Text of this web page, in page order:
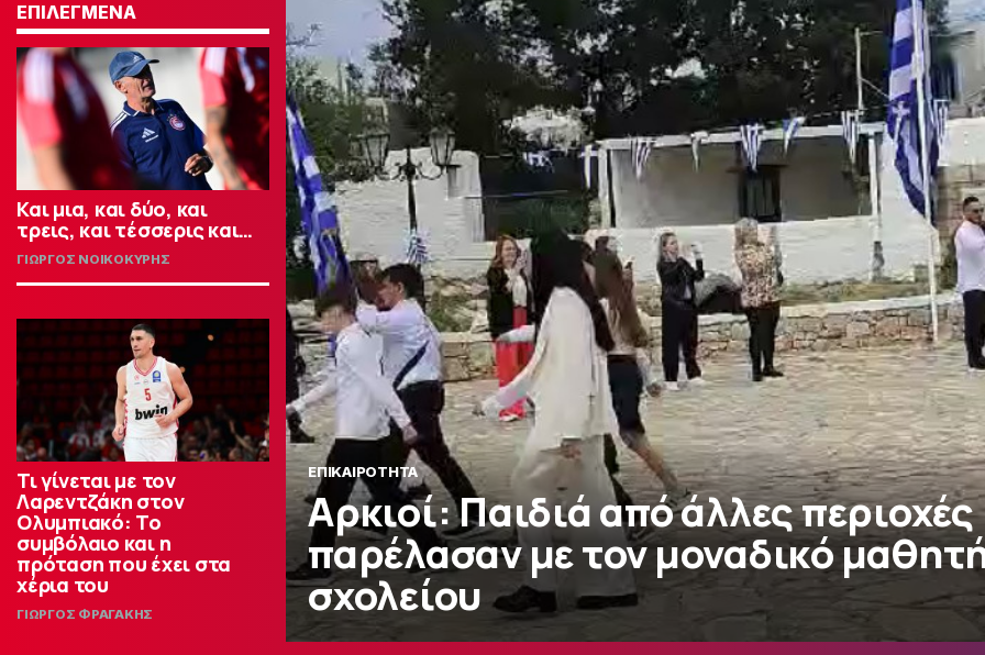
ΕΠΙΛΕΓΜΕΝΑ
Και μια, και δύο, και
τρεις, και τέσσερις και…
ΓΙΩΡΓΟΣ ΝΟΙΚΟΚΥΡΗΣ
Τι γίνεται με τον
Λαρεντζάκη στον
Ολυμπιακό: Το
συμβόλαιο και η
πρόταση που έχει στα
χέρια του
ΓΙΩΡΓΟΣ ΦΡΑΓΑΚΗΣ
ΕΠΙΚΑΙΡΟΤΗΤΑ
Αρκιοί: Παιδιά από άλλες περιοχές
παρέλασαν με τον μοναδικό
σχολείου